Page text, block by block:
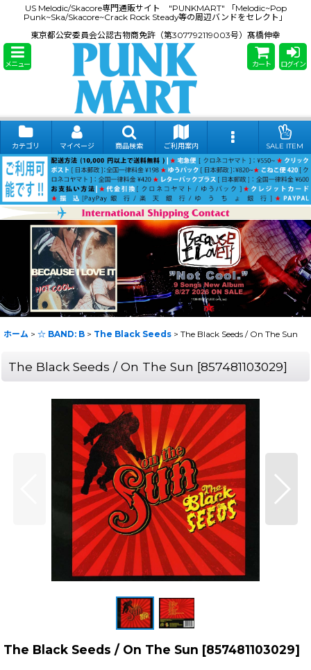
US Melodic/Skacore専門通販サイト "PUNKMART" 「Melodic~Pop
Punk~Ska/Skacore~Crack Rock Steady等の周辺バンドをセレクト」
東京都公安委員会公認古物商免許（第307792119003号）髙橋伸幸
メニュー カート ログイン
カテゴリ マイページ 商品検索 ご利用案内 SALE ITEM
ホーム > ☆ BAND: B > The Black Seeds > The Black Seeds / On The Sun
The Black Seeds / On The Sun [857481103029]
The Black Seeds / On The Sun [857481103029]